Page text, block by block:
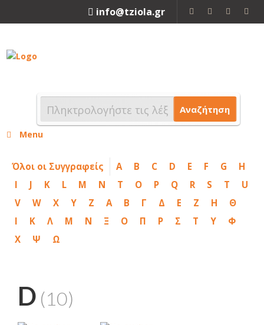
info@tziola.gr
Αναζήτηση
Menu
Όλοι οι Συγγραφείς A B C D E F G
H
I
J K L M N T O P Q R S T
U
V
W X Y Z Α Β Γ Δ Ε Ζ Η
Θ
Ι
Κ Λ Μ Ν Ξ Ο Π Ρ Σ Τ Υ
Φ
Χ
Ψ Ω
D (10)